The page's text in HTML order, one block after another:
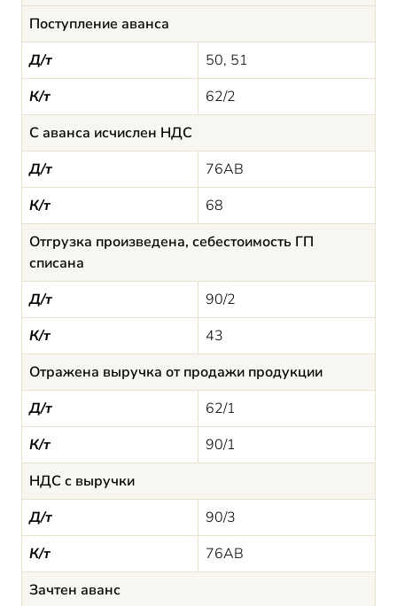
Поступление аванса
Д/т
50, 51
К/т
62/2
С аванса исчислен НДС
Д/т
76АВ
К/т
68
Отгрузка произведена, себестоимость ГП
списана
Д/т
90/2
К/т
43
Отражена выручка от продажи продукции
Д/т
62/1
К/т
90/1
НДС с выручки
Д/т
90/3
К/т
76АВ
Зачтен аванс